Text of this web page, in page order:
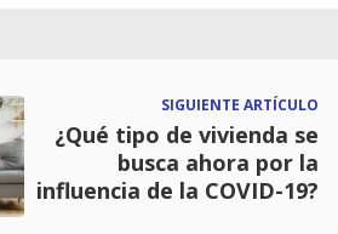
SIGUIENTE ARTÍCULO
¿Qué tipo de vivienda se
busca ahora por la
influencia de la COVID-19?